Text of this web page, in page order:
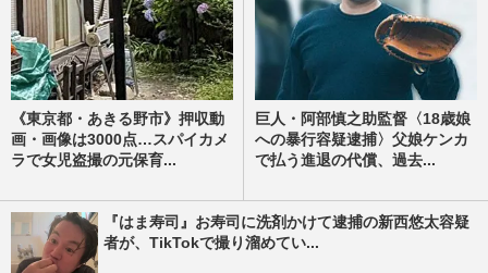
《東京都・あきる野市》押収動
画・画像は3000点…スパイカメ
ラで女児盗撮の元保育...
巨人・阿部慎之助監督〈18歳娘
への暴行容疑逮捕〉父娘ケンカ
で払う進退の代償、過去...
『はま寿司』お寿司に洗剤かけて逮捕の新西悠太容疑
者が、TikTokで撮り溜めてい...